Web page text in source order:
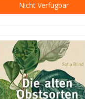
Nicht Verfügbar